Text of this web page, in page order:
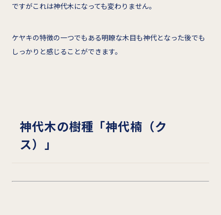
ですがこれは神代木になっても変わりません。
ケヤキの特徴の一つでもある明瞭な木目も神代となった後でも
しっかりと感じることができます。
神代木の樹種「神代楠（ク
ス）」